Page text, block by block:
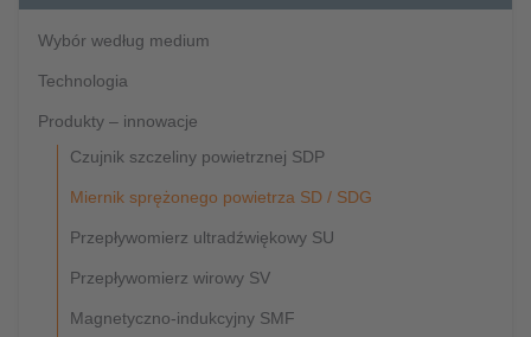
Wybór według medium
Technologia
Produkty – innowacje
Czujnik szczeliny powietrznej SDP
Miernik sprężonego powietrza SD / SDG
Przepływomierz ultradźwiękowy SU
Przepływomierz wirowy SV
Magnetyczno-indukcyjny SMF